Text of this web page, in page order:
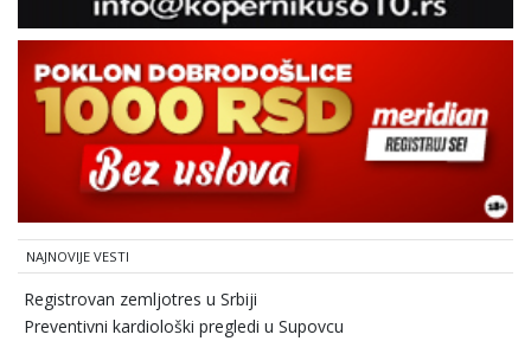
NAJNOVIJE VESTI
Registrovan zemljotres u Srbiji
Preventivni kardiološki pregledi u Supovcu